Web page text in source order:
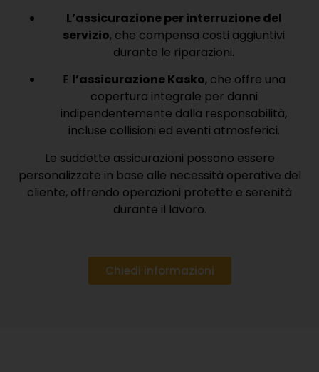
L’assicurazione per interruzione del
servizio, che compensa costi aggiuntivi
durante le riparazioni.
E l’assicurazione Kasko, che offre una
copertura integrale per danni
indipendentemente dalla responsabilità,
incluse collisioni ed eventi atmosferici.
Le suddette assicurazioni possono essere
personalizzate in base alle necessità operative del
cliente, offrendo operazioni protette e serenità
durante il lavoro.
Chiedi informazioni